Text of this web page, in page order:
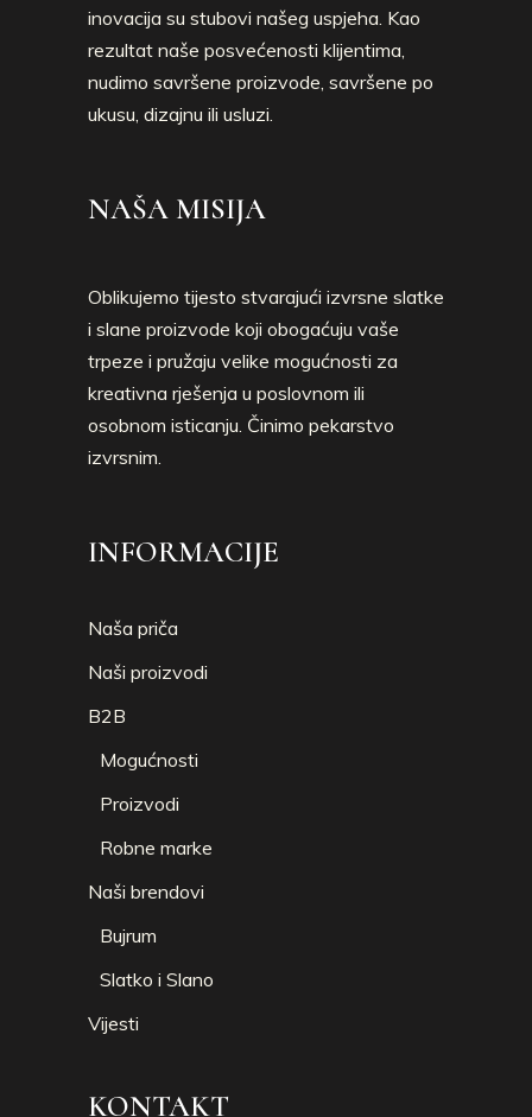
inovacija su stubovi našeg uspjeha. Kao
rezultat naše posvećenosti klijentima,
nudimo savršene proizvode, savršene po
ukusu, dizajnu ili usluzi.
NAŠA MISIJA
Oblikujemo tijesto stvarajući izvrsne slatke
i slane proizvode koji obogaćuju vaše
trpeze i pružaju velike mogućnosti za
kreativna rješenja u poslovnom ili
osobnom isticanju. Činimo pekarstvo
izvrsnim.
INFORMACIJE
Naša priča
Naši proizvodi
B2B
Mogućnosti
Proizvodi
Robne marke
Naši brendovi
Bujrum
Slatko i Slano
Vijesti
KONTAKT